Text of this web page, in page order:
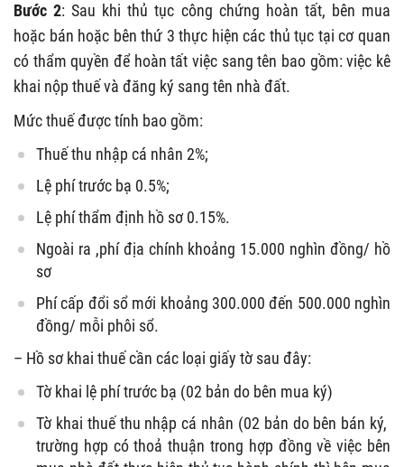
Bước 2: Sau khi thủ tục công chứng hoàn tất, bên mua
hoặc bán hoặc bên thứ 3 thực hiện các thủ tục tại cơ quan
có thẩm quyền để hoàn tất việc sang tên bao gồm: việc kê
khai nộp thuế và đăng ký sang tên nhà đất.
Mức thuế được tính bao gồm:
Thuế thu nhập cá nhân 2%;
Lệ phí trước bạ 0.5%;
Lệ phí thẩm định hồ sơ 0.15%.
Ngoài ra ,phí địa chính khoảng 15.000 nghìn đồng/ hồ
sơ
Phí cấp đổi sổ mới khoảng 300.000 đến 500.000 nghìn
đồng/ mỗi phôi sổ.
– Hồ sơ khai thuế cần các loại giấy tờ sau đây:
Tờ khai lệ phí trước bạ (02 bản do bên mua ký)
Tờ khai thuế thu nhập cá nhân (02 bản do bên bán ký,
trường hợp có thoả thuận trong hợp đồng về việc bên